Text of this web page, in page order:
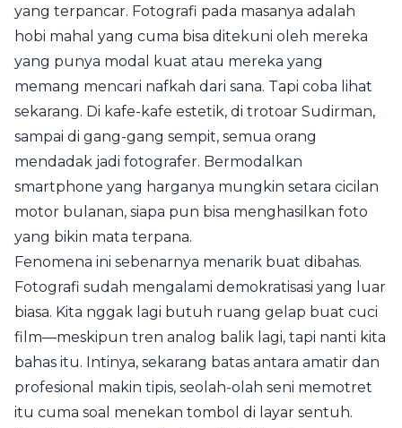
yang terpancar. Fotografi pada masanya adalah
hobi mahal yang cuma bisa ditekuni oleh mereka
yang punya modal kuat atau mereka yang
memang mencari nafkah dari sana. Tapi coba lihat
sekarang. Di kafe-kafe estetik, di trotoar Sudirman,
sampai di gang-gang sempit, semua orang
mendadak jadi fotografer. Bermodalkan
smartphone yang harganya mungkin setara cicilan
motor bulanan, siapa pun bisa menghasilkan foto
yang bikin mata terpana.
Fenomena ini sebenarnya menarik buat dibahas.
Fotografi sudah mengalami demokratisasi yang luar
biasa. Kita nggak lagi butuh ruang gelap buat cuci
film—meskipun tren analog balik lagi, tapi nanti kita
bahas itu. Intinya, sekarang batas antara amatir dan
profesional makin tipis, seolah-olah seni memotret
itu cuma soal menekan tombol di layar sentuh.